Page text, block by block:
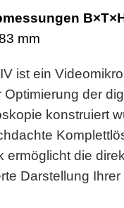
mm
ist ein
Optimierung der
konstruiert
ermöglicht die
Darstellung